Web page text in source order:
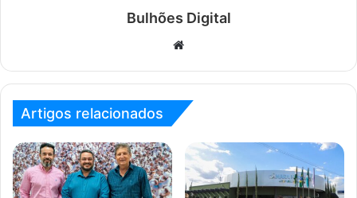
Bulhões Digital
Website
Artigos relacionados